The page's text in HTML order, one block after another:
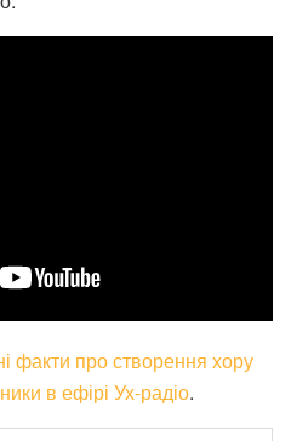
факти про створення хору
в ефірі Ух-радіо.